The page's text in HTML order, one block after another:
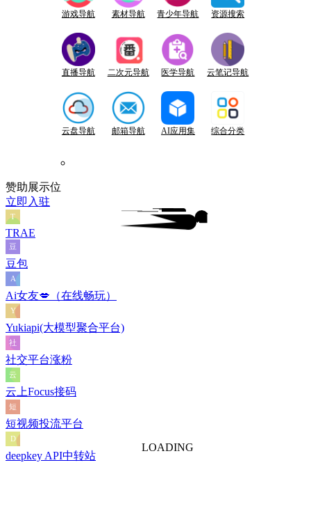
LOADING
游戏导航 素材导航 青少年导航 资源搜索
直播导航 二次元导航 医学导航 云笔记导航
云盘导航 邮箱导航 AI应用集 综合分类
赞助展示位
立即入驻
TRAE
豆包
Ai女友💋（在线畅玩）
Yukiapi(大模型聚合平台)
社交平台涨粉
云上Focus接码
短视频投流平台
deepkey API中转站